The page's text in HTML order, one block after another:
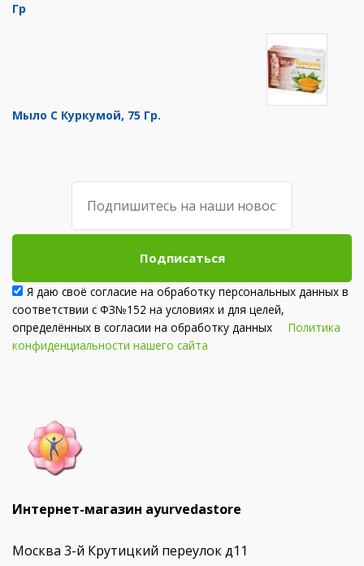
Гр
Мыло С Куркумой, 75 Гр.
Подписаться
Я даю своё согласие на обработку персональных данных в
соответствии с ФЗ№152 на условиях и для целей,
определённых в согласии на обработку данных Политика
конфиденциальности нашего сайта
Интернет-магазин ayurvedastore
Москва 3-й Крутицкий переулок д11